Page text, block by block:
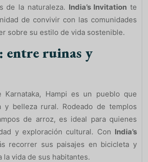
de la naturaleza. India’s Invitation te
de convivir con las comunidades
sobre su estilo de vida sostenible.
entre ruinas y
Karnataka, Hampi es un pueblo que
y belleza rural. Rodeado de templos
de arroz, es ideal para quienes
y exploración cultural. Con India’s
recorrer sus paisajes en bicicleta y
la vida de sus habitantes.